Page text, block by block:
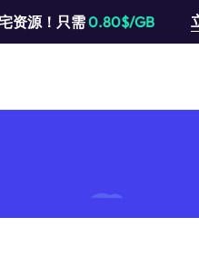
资源！只需0.80$/GB